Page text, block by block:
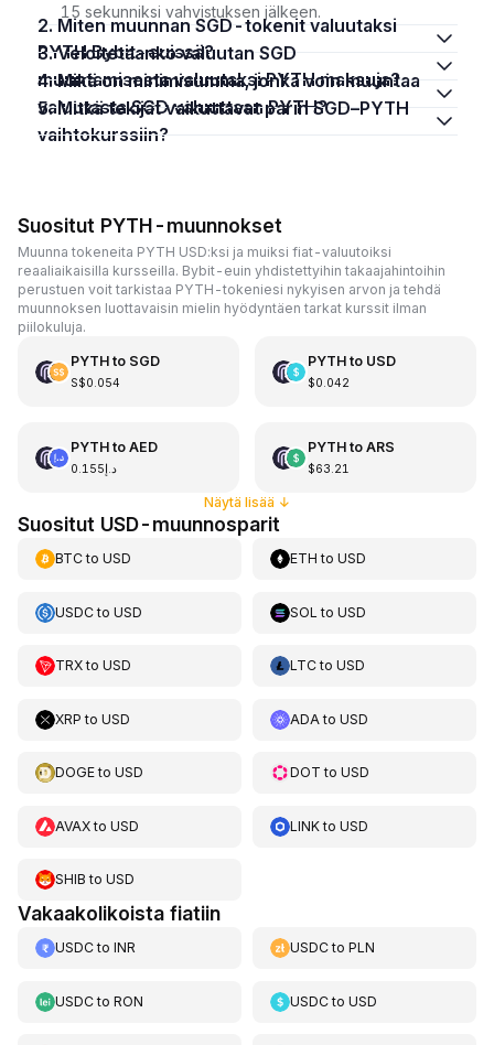
15 sekunniksi vahvistuksen jälkeen.
2. Miten muunnan SGD-tokenit valuutaksi
PYTH Bybit-euissä?
3. Veloitetaanko valuutan SGD
muuntamisesta valuutaksi PYTH maksuja?
4. Mikä on minimisumma, jonka voin muuntaa
valuutasta SGD valuuttaan PYTH?
5. Mitkä tekijät vaikuttavat parin SGD–PYTH
vaihtokurssiin?
Suositut PYTH-muunnokset
Muunna tokeneita PYTH USD:ksi ja muiksi fiat-valuutoiksi
reaaliaikaisilla kursseilla. Bybit-euin yhdistettyihin takaajahintoihin
perustuen voit tarkistaa PYTH-tokeniesi nykyisen arvon ja tehdä
muunnoksen luottavaisin mielin hyödyntäen tarkat kurssit ilman
piilokuluja.
PYTHto SGD
S$0.054
PYTHto USD
$0.042
PYTHto AED
د.إ0.155
PYTHto ARS
$63.21
Näytä lisää ↓
Suositut USD-muunnosparit
BTCto USD ETH toUSD
USDCto USD SOL toUSD
TRXto USD LTCtoUSD
XRP to USD ADA toUSD
DOGEto USD DOT toUSD
AVAXto USD LINKtoUSD
SHIB to USD
Vakaakolikoista fiatiin
USDCto INR USDCtoPLN
USDCto RON USDCtoUSD